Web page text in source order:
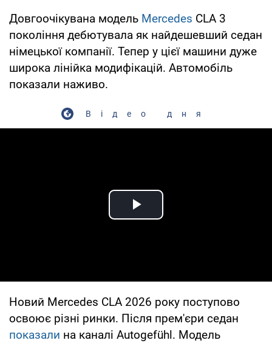
Довгоочікувана модель Mercedes CLA 3
покоління дебютувала як найдешевший седан
німецької компанії. Тепер у цієї машини дуже
широка лінійка модифікацій. Автомобіль
показали наживо.
Відео дня
Play Video
Новий Mercedes CLA 2026 року поступово
освоює різні ринки. Після прем'єри седан
показали на каналі Autogefühl. Модель